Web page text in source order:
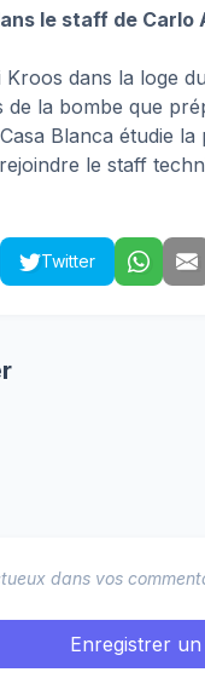
le staff de Carlo
dans la loge
de la bombe que
Blanca étudie
le staff
Twitter
dans vos
Enregistrer